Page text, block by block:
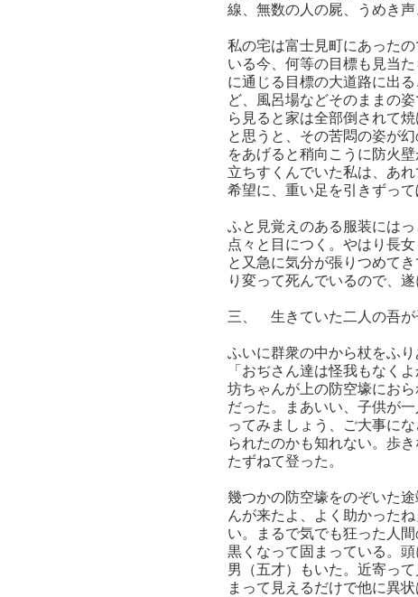
線、無数の人の屍、うめき
私の宅は富士見町にあった
いる今、何等の目標も見当
に通じる目標の大道路に出
ど、風呂場などそのままの
ら見ると家は全部倒されて
と思うと、その苦悶の姿が
をあげると稍向こうに防火
立ちすくんでいた私は、あ
希望に、重い足を引きずって
ふと見覚えのある服装には
点々と目につく。やはり長
と又急に気分が張りつめて
り変って死んでいるので、
三、 生きていた二人の吾が
ふいに群衆の中から杖をふ
「おぢさん達は怪我もなく
坊ちゃんが上の防空壕にお
だった。まあいい、子供が
ってみましょう、ご大事に
られたのかも知れない。歩
たずねて登った。
幾つかの防空壕をのぞいた
んが来たよ、よく助かった
い。まるで気でも狂った人
黒くなって固まっている。
男（五才）もいた。近寄っ
まって見えるだけで他に異